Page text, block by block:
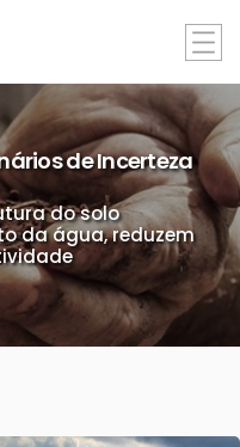
de Incerteza
do solo
da água, reduzem